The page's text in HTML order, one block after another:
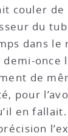
couler
du
dans
demi-
de
pour
en